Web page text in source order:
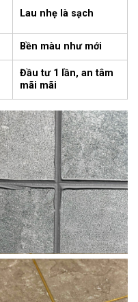
Lau nhẹ là sạch
Bền màu như mới
Đầu tư 1 lần, an tâm
mãi mãi